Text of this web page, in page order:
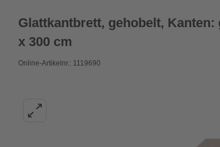
Glattkantbrett, gehobelt, Kanten:
x 300 cm
Online-Artikelnr.: 1119690